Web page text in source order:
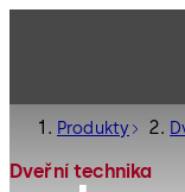
Produkty
Dveřní technika